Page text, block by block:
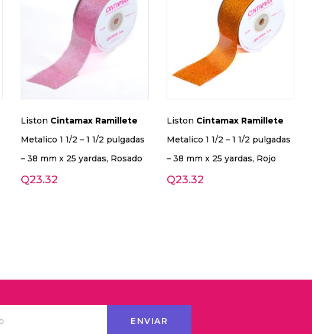
Liston Cintamax Ramillete
Metalico 1 1/2 – 1 1/2 pulgadas
– 38 mm x 25 yardas, Rosado
Q23.32
Liston Cintamax Ramillete
Metalico 1 1/2 – 1 1/2 pulgadas
– 38 mm x 25 yardas, Rojo
Q23.32